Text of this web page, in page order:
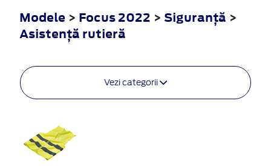
Modele > Focus 2022 > Siguranţă >
Asistenţă rutieră
Vezi categorii